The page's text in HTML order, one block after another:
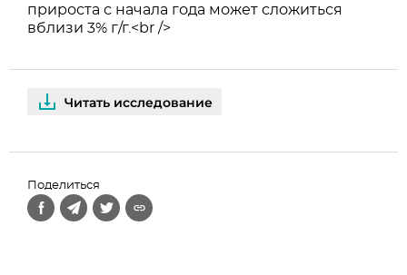
прироста с начала года может сложиться
вблизи 3% г/г.<br />
Читать исследование
Поделиться